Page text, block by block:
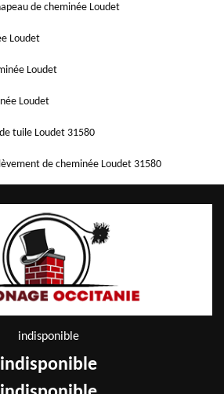
de cheminée Loudet
Loudet
Loudet
Loudet
tuile Loudet 31580
de cheminée Loudet 31580
indisponible
indisponible